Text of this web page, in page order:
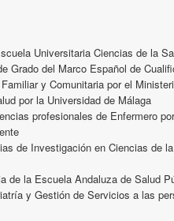
Universitaria Ciencias de la
Grado del Marco Español de
y Comunitaria por el
por la Universidad de Málaga
profesionales de Enfermero
de Investigación en Ciencias de
de la Escuela Andaluza de Salud
y Gestión de Servicios a las